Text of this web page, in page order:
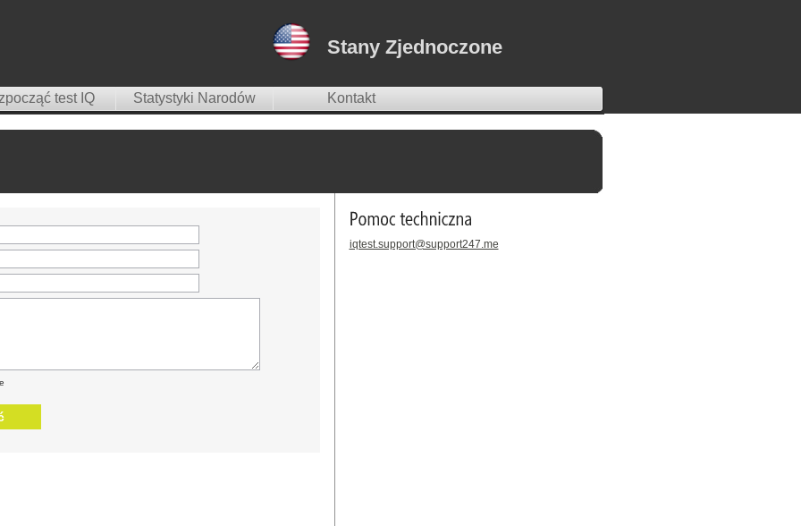
Stany Zjednoczone
test IQ Statystyki Narodów Kontakt
iqtest.support@support247.me